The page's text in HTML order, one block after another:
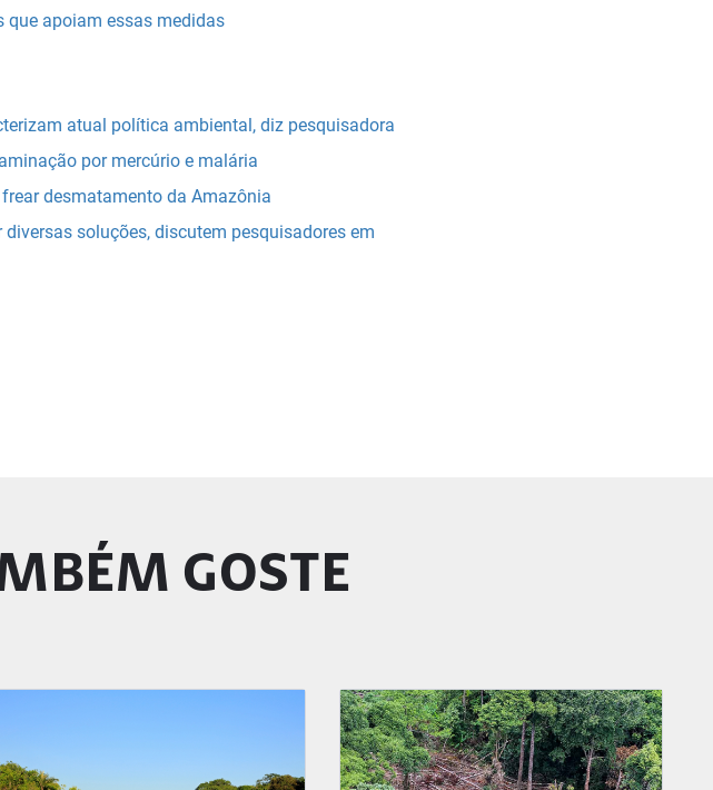
que apoiam essas medidas
atual política ambiental, diz pesquisadora
por mercúrio e malária
desmatamento da Amazônia
soluções, discutem pesquisadores em
GOSTE